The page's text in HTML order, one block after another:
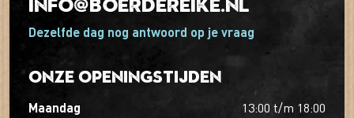
Dezelfde dag nog antwoord op je vraag
Onze openingstijden
maandag 13:00 t/m 18:00